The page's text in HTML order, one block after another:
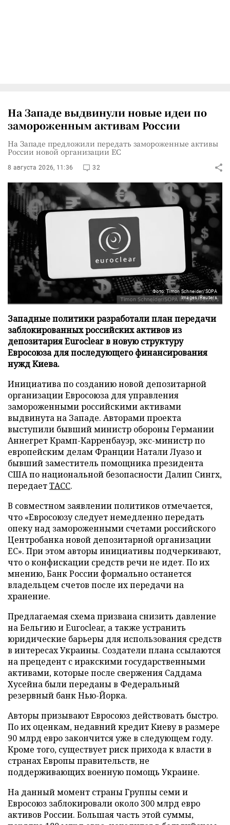
На Западе выдвинули новые идеи по
замороженным активам России
На Западе предложили передать замороженные активы
России новой организации ЕС
8 августа 2026, 11:36 32
Фото: Timon Schneider/SOPA
Images/Reuters
Западные политики разработали план передачи
заблокированных российских активов из
депозитария Euroclear в новую структуру
Евросоюза для последующего финансирования
нужд Киева.
Инициатива по созданию новой депозитарной
организации Евросоюза для управления
замороженными российскими активами
выдвинута на Западе. Авторами проекта
выступили бывший министр обороны Германии
Аннегрет Крамп-Карренбауэр, экс-министр по
европейским делам Франции Натали Луазо и
бывший заместитель помощника президента
США по национальной безопасности Далип Сингх,
передаетТАСС.
В совместном заявлении политиков отмечается,
что «Евросоюзу следует немедленно передать
опеку над замороженными счетами российского
Центробанка новой депозитарной организации
ЕС». При этом авторы инициативы подчеркивают,
что о конфискации средств речи не идет. По их
мнению, Банк России формально останется
владельцем счетов после их передачи на
хранение.
Предлагаемая схема призвана снизить давление
на Бельгию и Euroclear, а также устранить
юридические барьеры для использования средств
в интересах Украины. Создатели плана ссылаются
на прецедент с иракскими государственными
активами, которые после свержения Саддама
Хусейна были переданы в Федеральный
резервный банк Нью-Йорка.
Авторы призывают Евросоюз действовать быстро.
По их оценкам, недавний кредит Киеву в размере
90 млрд евро закончится уже в следующем году.
Кроме того, существует риск прихода к власти в
странах Европы правительств, не
поддерживающих военную помощь Украине.
На данный момент страны Группы семи и
Евросоюз заблокировали около 300 млрд евро
активов России. Большая часть этой суммы,